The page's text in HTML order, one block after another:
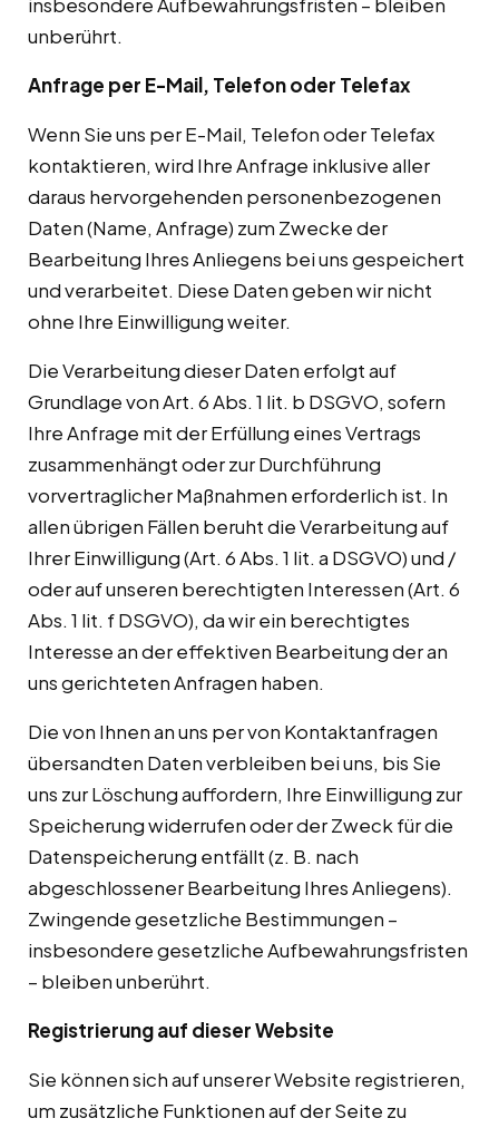
unberührt.
Anfrage per E-Mail, Telefon oder Telefax
Wenn Sie uns per E-Mail, Telefon oder Telefax
kontaktieren, wird Ihre Anfrage inklusive aller
daraus hervorgehenden personenbezogenen
Daten (Name, Anfrage) zum Zwecke der
Bearbeitung Ihres Anliegens bei uns gespeichert
und verarbeitet. Diese Daten geben wir nicht
ohne Ihre Einwilligung weiter.
Die Verarbeitung dieser Daten erfolgt auf
Grundlage von Art. 6 Abs. 1 lit. b DSGVO, sofern
Ihre Anfrage mit der Erfüllung eines Vertrags
zusammenhängt oder zur Durchführung
vorvertraglicher Maßnahmen erforderlich ist. In
allen übrigen Fällen beruht die Verarbeitung auf
Ihrer Einwilligung (Art. 6 Abs. 1 lit. a DSGVO) und /
oder auf unseren berechtigten Interessen (Art. 6
Abs. 1 lit. f DSGVO), da wir ein berechtigtes
Interesse an der effektiven Bearbeitung der an
uns gerichteten Anfragen haben.
Die von Ihnen an uns per von Kontaktanfragen
übersandten Daten verbleiben bei uns, bis Sie
uns zur Löschung auffordern, Ihre Einwilligung zur
Speicherung widerrufen oder der Zweck für die
Datenspeicherung entfällt (z. B. nach
abgeschlossener Bearbeitung Ihres Anliegens).
Zwingende gesetzliche Bestimmungen –
insbesondere gesetzliche Aufbewahrungsfristen
– bleiben unberührt.
Registrierung auf dieser Website
Sie können sich auf unserer Website registrieren,
um zusätzliche Funktionen auf der Seite zu